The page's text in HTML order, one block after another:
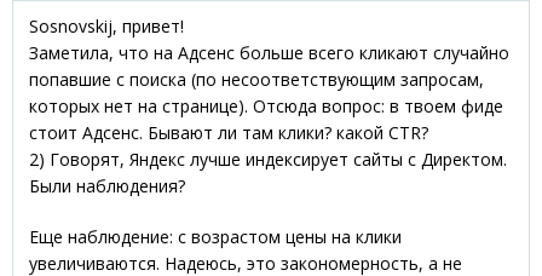
Sosnovskij, привет!
Заметила, что на Адсенс больше всего кликают случайно
попавшие с поиска (по несоответствующим запросам,
которых нет на странице). Отсюда вопрос: в твоем фиде
стоит Адсенс. Бывают ли там клики? какой CTR?
2) Говорят, Яндекс лучше индексирует сайты с Директом.
Были наблюдения?
Еще наблюдение: с возрастом цены на клики
увеличиваются. Надеюсь, это закономерность, а не